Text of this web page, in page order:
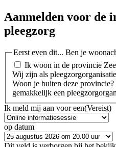
Aanmelden voor de
pleegzorg
Eerst even dit... Ben je
Ik woon in de provincie
Wij zijn als
Woon je buiten deze
gemakkelijk een
Ik meld mij aan voor een(Vereist)
op datum